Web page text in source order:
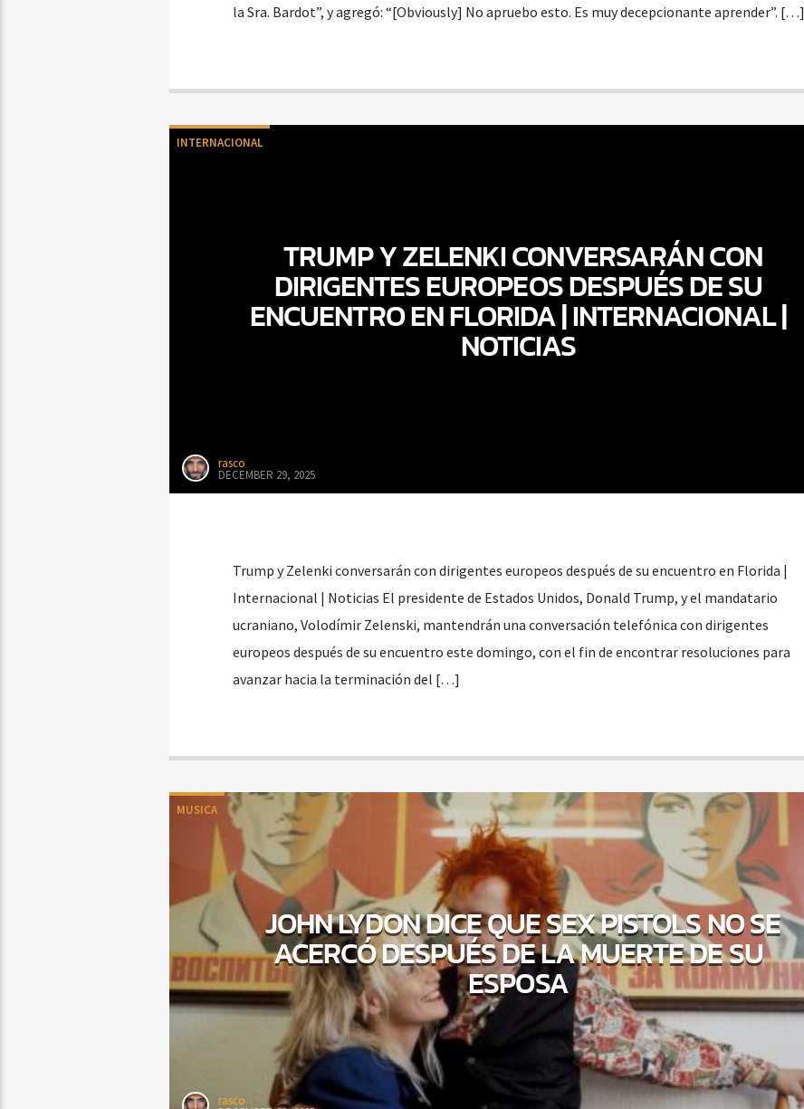
la Sra. Bardot”, y agregó: “[Obviously] No apruebo esto. Es muy decepcionante aprender”. […]
INTERNACIONAL
TRUMP Y ZELENKI CONVERSARÁN CON
DIRIGENTES EUROPEOS DESPUÉS DE SU
ENCUENTRO EN FLORIDA | INTERNACIONAL |
NOTICIAS
rasco
DECEMBER 29, 2025
Trump y Zelenki conversarán con dirigentes europeos después de su encuentro en Florida |
Internacional | Noticias El presidente de Estados Unidos, Donald Trump, y el mandatario
ucraniano, Volodímir Zelenski, mantendrán una conversación telefónica con dirigentes
europeos después de su encuentro este domingo, con el fin de encontrar resoluciones para
avanzar hacia la terminación del […]
MUSICA
JOHN LYDON DICE QUE SEX PISTOLS NO SE
ACERCÓ DESPUÉS DE LA MUERTE DE SU
ESPOSA
rasco